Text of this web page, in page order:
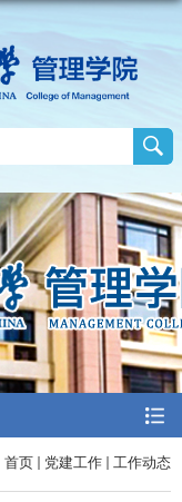
首页 党建工作 工作动态